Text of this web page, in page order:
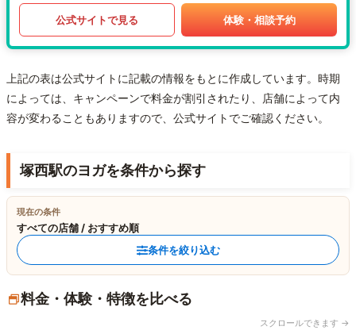
公式サイトで見る 体験・相談予約
上記の表は公式サイトに記載の情報をもとに作成しています。時期
によっては、キャンペーンで料金が割引されたり、店舗によって内
容が変わることもありますので、公式サイトでご確認ください。
塚西駅のヨガを条件から探す
現在の条件
すべての店舗 / おすすめ順
条件を絞り込む
料金・体験・特徴を比べる
スクロールできます →